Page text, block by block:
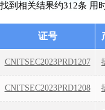
找到相关结果约312条 用
证号
CNITSEC2023PRD1207
CNITSEC2023PRD1208